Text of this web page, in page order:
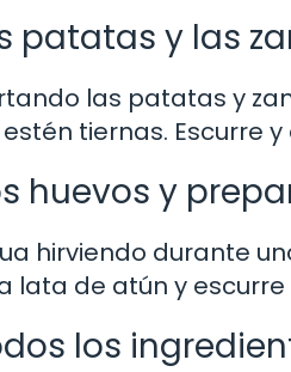
patatas y las
las patatas y
tiernas. Escurre
huevos y
hirviendo durante
lata de atún y escurre
los